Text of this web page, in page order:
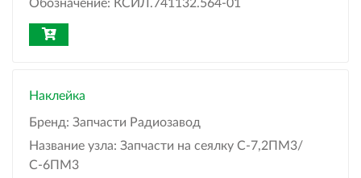
Обозначение: КСИЛ.741132.564-01
Наклейка
Бренд: Запчасти Радиозавод
Название узла: Запчасти на сеялку С-7,2ПМ3/
С-6ПМ3